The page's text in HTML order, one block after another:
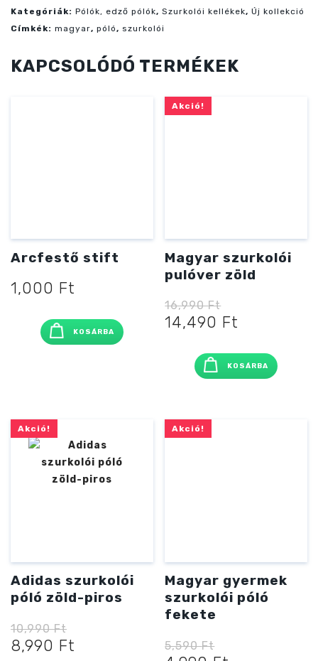
Kategóriák: Pólók, edző pólók, Szurkolói kellékek, Új kollekció
Címkék: magyar, póló, szurkolói
KAPCSOLÓDÓ TERMÉKEK
Arcfestő stift
1,000 Ft
KOSÁRBA
Akció!
Magyar szurkolói
pulóver zöld
16,990Ft
Original
was:
16,990 Ft
14,490 Ft
is:
14,490 Ft
KOSÁRBA
Akció!
Adidas szurkolói
póló zöld-piros
10,990Ft
Original
8,990 Ft
Akció!
Magyar gyermek
szurkolói póló
fekete
5,590Ft